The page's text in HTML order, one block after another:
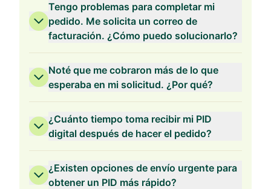
Tengo problemas para completar mi
pedido. Me solicita un correo de
facturación. ¿Cómo puedo solucionarlo?
Noté que me cobraron más de lo que
esperaba en mi solicitud. ¿Por qué?
¿Cuánto tiempo toma recibir mi PID
digital después de hacer el pedido?
¿Existen opciones de envío urgente para
obtener un PID más rápido?